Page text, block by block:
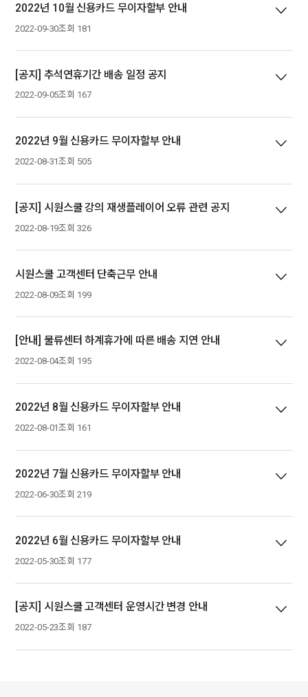
2022년 10월 신용카드 무이자할부 안내
2022-09-30조회 181
[공지] 추석연휴기간 배송 일정 공지
2022-09-05조회 167
2022년 9월 신용카드 무이자할부 안내
2022-08-31조회 505
[공지] 시원스쿨 강의 재생플레이어 오류 관련 공지
2022-08-19조회 326
시원스쿨 고객센터 단축근무 안내
2022-08-09조회 199
[안내] 물류센터 하계휴가에 따른 배송 지연 안내
2022-08-04조회 195
2022년 8월 신용카드 무이자할부 안내
2022-08-01조회 161
2022년 7월 신용카드 무이자할부 안내
2022-06-30조회 219
2022년 6월 신용카드 무이자할부 안내
2022-05-30조회 177
[공지] 시원스쿨 고객센터 운영시간 변경 안내
2022-05-23조회 187